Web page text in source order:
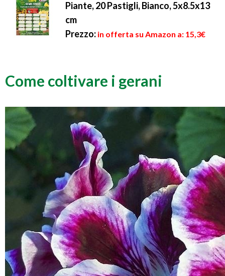
Piante, 20 Pastigli, Bianco, 5x8.5x13
cm
Prezzo: in offerta su Amazon a: 15,3€
Come coltivare i gerani